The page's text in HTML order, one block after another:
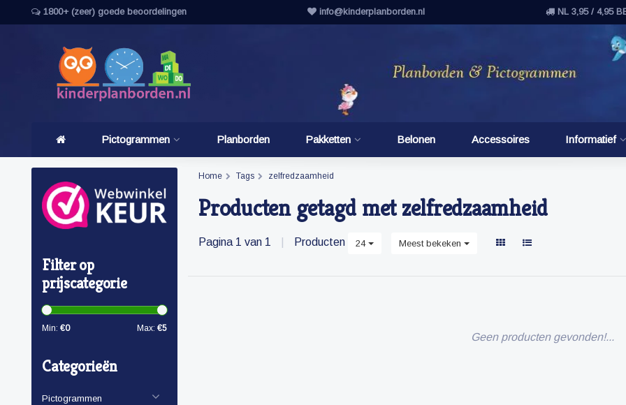
1800+ (zeer) goede beoordelingen info@kinderplanborden.nl NL 3,95 / 4,95
Pictogrammen Planborden Pakketten Belonen Accessoires Informatief
Filter op
prijscategorie
Min: €0 Max: €5
Categorieën
Pictogrammen
Home Tags zelfredzaamheid
Producten getagd met zelfredzaamheid
Pagina 1 van 1 Producten 24 Meest bekeken
Geen producten gevonden!...